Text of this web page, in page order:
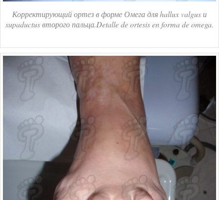
Корректирующий ортез в форме Омега для hallux valgus и
supaductus второго пальца.Detalle de ortesis en forma de omega.